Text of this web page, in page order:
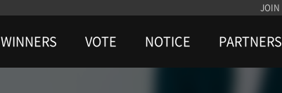
JOIN
WINNERS VOTE NOTICE PARTNERS